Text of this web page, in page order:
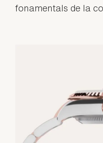
fonamentals de la